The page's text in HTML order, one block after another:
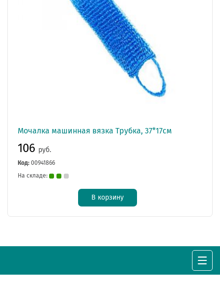
Мочалка машинная вязка Трубка, 37*17см
106 руб.
Код: 00941866
На складе:
В корзину